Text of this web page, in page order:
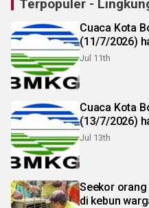
Terpopuler -
Cuaca Kota
(11/7/2026)
Jul 11th
Cuaca Kota
(13/7/2026)
Jul 13th
Seekor
di kebun